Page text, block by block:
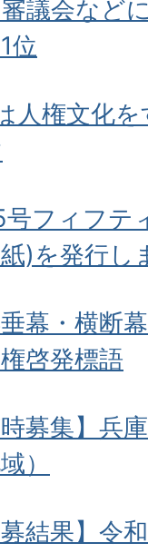
議会など
位
人権文化
フィフテ
)を発行し
垂幕・横断
啓発標語
時募集】兵
）
募結果】令